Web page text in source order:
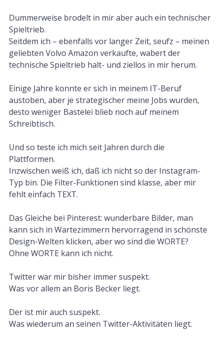
Dummerweise brodelt in mir aber auch ein technischer
Spieltrieb.
Seitdem ich – ebenfalls vor langer Zeit, seufz – meinen
geliebten Volvo Amazon verkaufte, wabert der
technische Spieltrieb halt- und ziellos in mir herum.
Einige Jahre konnte er sich in meinem IT-Beruf
austoben, aber je strategischer meine Jobs wurden,
desto weniger Bastelei blieb noch auf meinem
Schreibtisch.
Und so teste ich mich seit Jahren durch die
Plattformen.
Inzwischen weiß ich, daß ich nicht so der Instagram-
Typ bin. Die Filter-Funktionen sind klasse, aber mir
fehlt einfach TEXT.
Das Gleiche bei Pinterest: wunderbare Bilder, man
kann sich in Wartezimmern hervorragend in schönste
Design-Welten klicken, aber wo sind die WORTE?
Ohne WORTE kann ich nicht.
Twitter war mir bisher immer suspekt.
Was vor allem an Boris Becker liegt.
Der ist mir auch suspekt.
Was wiederum an seinen Twitter-Aktivitäten liegt.